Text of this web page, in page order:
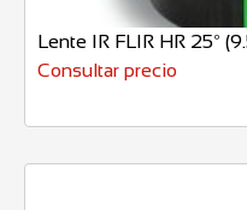
Lente IR FLIR HR 25º
Consultar precio